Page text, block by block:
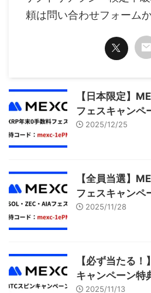
頼は問い合わせフォーム
【日本限定】
フェスキャンペ
2025/12/25
【全員当選】
フェスキャンペ
2025/11/28
【必ず当たる
キャンペーン特
2025/11/13